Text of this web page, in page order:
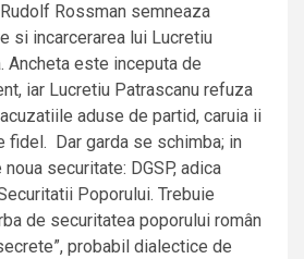
Rossman semneaza
si incarcerarea lui Lucretiu
Ancheta este inceputa de
iar Lucretiu Patrascanu refuza
aduse de partid, caruia ii
fidel. Dar garda se schimba; in
securitate: DGSP, adica
Poporului. Trebuie
de securitatea poporului român
probabil dialectice de